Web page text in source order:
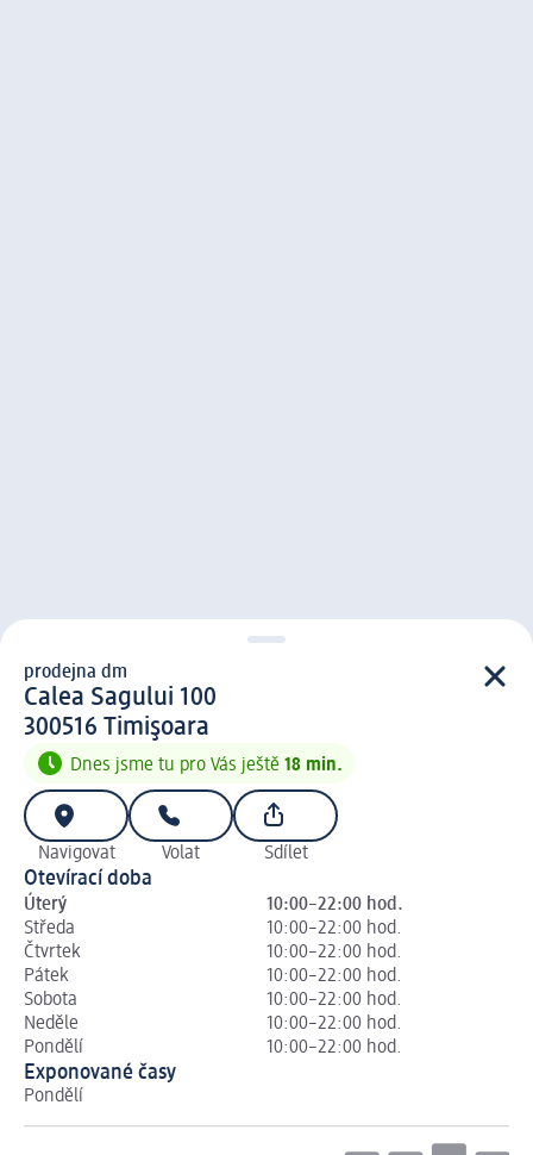
prodejna d m
prodejna dm
Calea Sagului 100
3 0 0 5 1 6
300516 Timişoara
Dnes jsme tu pro Vás ještě 18 min.
Navigovat Volat Sdílet
Otevírací doba
Úterý
10:00–22:00 hod.
Středa
10:00–22:00 hod.
Čtvrtek
10:00–22:00 hod.
Pátek
10:00–22:00 hod.
Sobota
10:00–22:00 hod.
Neděle
10:00–22:00 hod.
Pondělí
10:00–22:00 hod.
Exponované časy
Pondělí